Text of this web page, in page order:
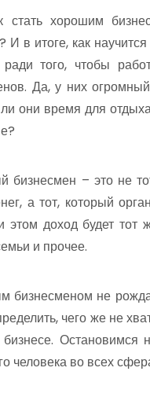
стать хорошим
И в итоге, как
того, чтобы
Да, у них
они время для
бизнесмен – это не
а тот, который
этом доход будет тот
и прочее.
бизнесменом не
чего же не
бизнесе.
человека во всех